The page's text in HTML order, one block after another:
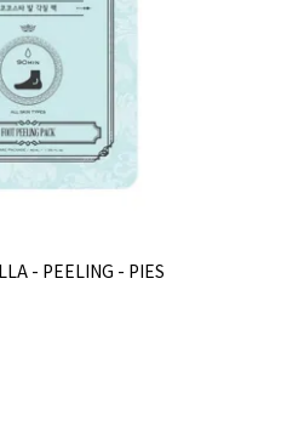
- PEELING - PIES